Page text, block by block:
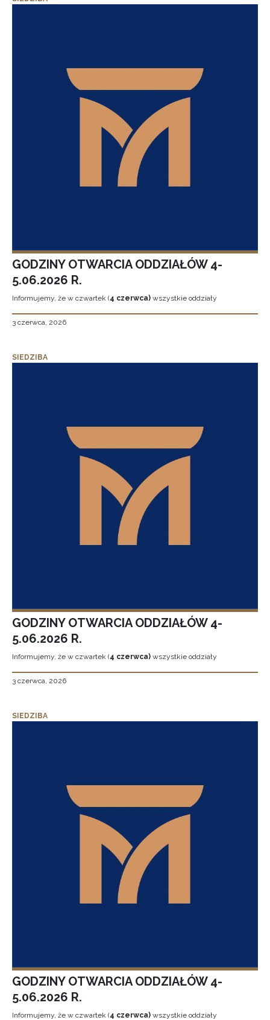
GODZINY OTWARCIA ODDZIAŁÓW 4-
5.06.2026 R.
Informujemy, że w czwartek (4 czerwca) wszystkie oddziały
3 czerwca, 2026
SIEDZIBA
GODZINY OTWARCIA ODDZIAŁÓW 4-
5.06.2026 R.
Informujemy, że w czwartek (4 czerwca) wszystkie oddziały
3 czerwca, 2026
SIEDZIBA
GODZINY OTWARCIA ODDZIAŁÓW 4-
5.06.2026 R.
Informujemy, że w czwartek (4 czerwca) wszystkie oddziały